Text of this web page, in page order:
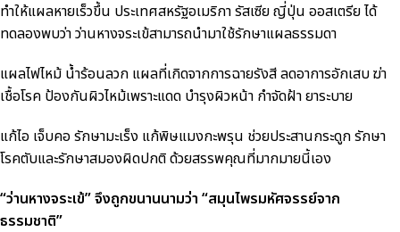
ทำให้แผลหายเร็วขึ้น ประเทศสหรัฐอเมริกา รัสเซีย ญี่ปุ่น ออสเตรีย ได้
ทดลองพบว่า ว่านหางจระเข้สามารถนำมาใช้รักษาแผลธรรมดา
แผลไฟไหม้ น้ำร้อนลวก แผลที่เกิดจากการฉายรังสี ลดอาการอักเสบ ฆ่า
เชื้อโรค ป้องกันผิวไหม้เพราะแดด บำรุงผิวหน้า กำจัดฝ้า ยาระบาย
แก้ไอ เจ็บคอ รักษามะเร็ง แก้พิษแมงกะพรุน ช่วยประสานกระดูก รักษา
โรคตับและรักษาสมองผิดปกติ ด้วยสรรพคุณที่มากมายนี้เอง
“ว่านหางจระเข้” จึงถูกขนานนามว่า “สมุนไพรมหัศจรรย์จาก
ธรรมชาติ”